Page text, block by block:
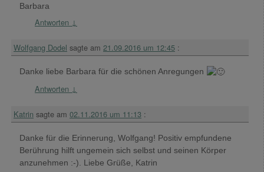
Barbara
Antworten ↓
Wolfgang Dodel sagte am 21.09.2016 um 12:45 :
Danke liebe Barbara für die schönen Anregungen
Antworten ↓
Katrin sagte am 02.11.2016 um 11:13 :
Danke für die Erinnerung, Wolfgang! Positiv empfundene
Berührung hilft ungemein sich selbst und seinen Körper
anzunehmen :-). Liebe Grüße, Katrin